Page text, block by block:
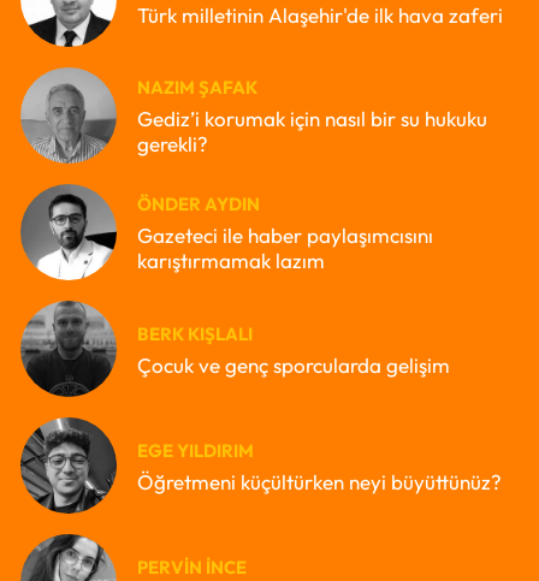
Türk milletinin Alaşehir'de ilk hava zaferi
NAZIM ŞAFAK
Gediz’i korumak için nasıl bir su hukuku
gerekli?
ÖNDER AYDIN
Gazeteci ile haber paylaşımcısını
karıştırmamak lazım
BERK KIŞLALI
Çocuk ve genç sporcularda gelişim
EGE YILDIRIM
Öğretmeni küçültürken neyi büyüttünüz?
PERVIN İNCE